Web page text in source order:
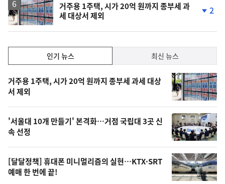
거주용 1주택, 시가 20억 원까지 종부세 과
세 대상서 제외
하
락
2
기,
최
신,
오
늘
의
영
상
인기 뉴스 최신 뉴스
인
기
뉴
스
거주용 1주택, 시가 20억 원까지 종부세 과세 대상
서 제외
'서울대 10개 만들기' 본격화…거점 국립대 3곳 신
속 선정
[달달정책] 휴대폰 미니멀리즘의 실현…KTX·SRT
예매 한 번에 끝!